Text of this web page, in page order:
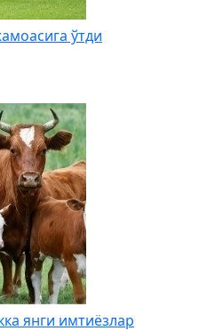
ўтди
янги имтиёзлар